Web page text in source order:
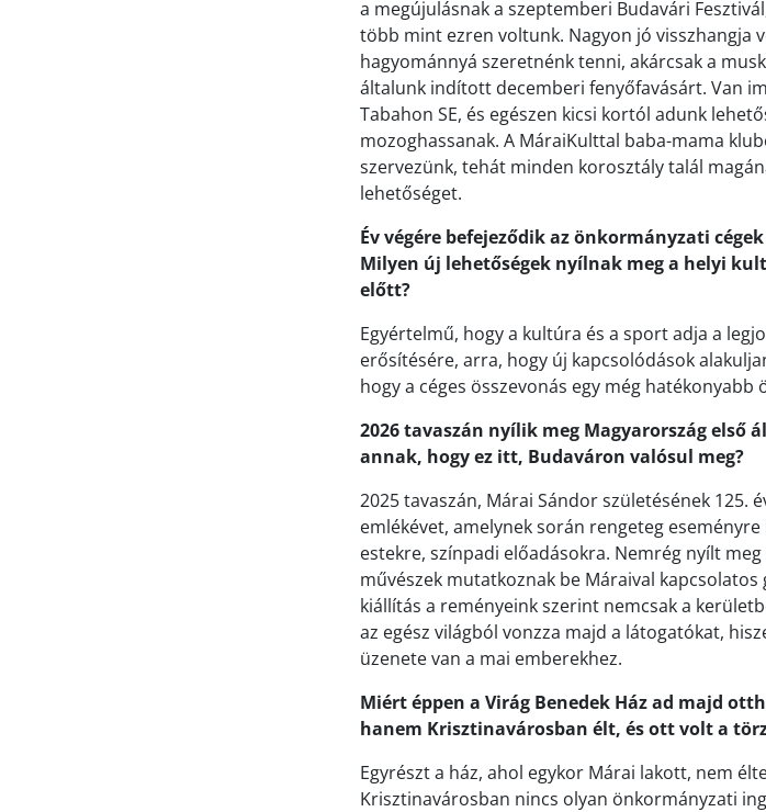
a megújulásnak a szeptemberi Budavári
több mint ezren voltunk. Nagyon jó visszhangja
hagyománnyá szeretnénk tenni, akárcsak a
általunk indított decemberi fenyőfavásárt. Van
Tabahon SE, és egészen kicsi kortól adunk
mozoghassanak. A MáraiKulttal baba-mama
szervezünk, tehát minden korosztály talál
lehetőséget.
Év végére befejeződik az önkormányzati
Milyen új lehetőségek nyílnak meg a helyi
előtt?
Egyértelmű, hogy a kultúra és a sport adja a
erősítésére, arra, hogy új kapcsolódások
hogy a céges összevonás egy még
2026 tavaszán nyílik meg Magyarország első
annak, hogy ez itt, Budaváron valósul meg?
2025 tavaszán, Márai Sándor születésének
emlékévet, amelynek során rengeteg
estekre, színpadi előadásokra. Nemrég nyílt
művészek mutatkoznak be Máraival
kiállítás a reményeink szerint nemcsak a
az egész világból vonzza majd a látogatókat,
üzenete van a mai emberekhez.
Miért éppen a Virág Benedek Ház ad majd
hanem Krisztinavárosban élt, és ott volt a
Egyrészt a ház, ahol egykor Márai lakott, nem
Krisztinavárosban nincs olyan önkormányzati